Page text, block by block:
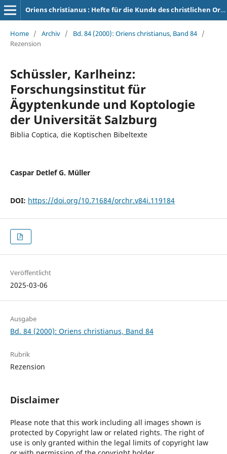
Oriens christianus : Hefte für die Kunde des christlichen Orients
Home / Archiv / Bd. 84 (2000): Oriens christianus, Band 84 /
Rezension
Schüssler, Karlheinz:
Forschungsinstitut für
Ägyptenkunde und Koptologie
der Universität Salzburg
Biblia Coptica, die Koptischen Bibeltexte
Caspar Detlef G. Müller
DOI: https://doi.org/10.71684/orchr.v84i.119184
Veröffentlicht
2025-03-06
Ausgabe
Bd. 84 (2000): Oriens christianus, Band 84
Rubrik
Rezension
Disclaimer
Please note that this work including all images shown is
protected by Copyright law or related rights. The right of
use is only granted within the legal limits of copyright law